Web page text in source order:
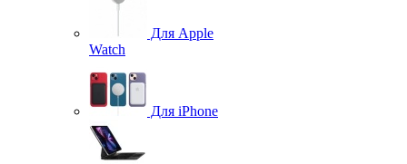
Для Apple
Watch
Для iPhone